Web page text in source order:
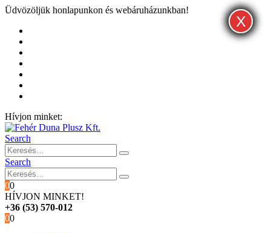
Üdvözöljük honlapunkon és webáruházunkban!
Hívjon minket:
Search
Search
00
HÍVJON MINKET!
+36 (53) 570-012
00
X
X
X